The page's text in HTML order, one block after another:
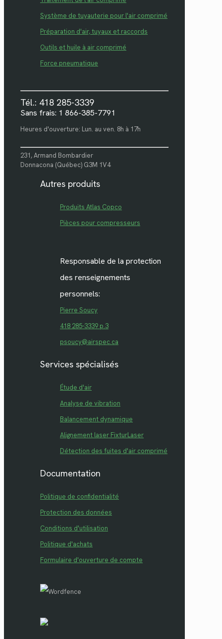
Système de tuyauterie pour l'air comprimé
Préparation d'air, tuyaux et raccords
Outils et huile à air comprimé
Force pneumatique
Tél.: 418 285-3339
Sans frais: 1 866-385-7791
Heures d'ouverture: Lun. au ven. 8h à 17h
231, Armand Bombardier
Donnacona (Québec) G3M 1V4
Autres produits
Produits Atlas Copco
Pièces pour compresseurs
Responsable de la protection
des renseignements
personnels:
Pierre Soucy
418 285-3339 p.3
psoucy@airspec.ca
Services spécialisés
Étude d'air
Analyse de vibration
Balancement dynamique
Alignement laser FixturLaser
Détection des fuites d'air comprimé
Documentation
Politique de confidentialité
Protection des données
Conditions d'utilisation
Politique d'achats
Formulaire d'ouverture de compte